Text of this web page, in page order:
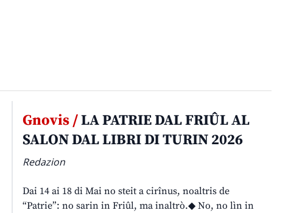
Gnovis /LA PATRIE DAL FRIÛL AL
SALON DAL LIBRI DI TURIN 2026
Redazion
Dai 14 ai 18 di Mai no steit a cirînus, noaltris de
“Patrie”: no sarin in Friûl, ma inaltrò.◆ No, no lìn in